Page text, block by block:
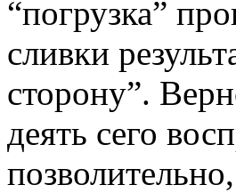
“погрузка”
сливки
сторону”.
деять сего